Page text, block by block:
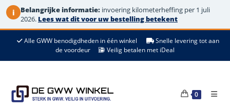
i Belangrijke informatie: invoering kilometerheffing per 1 juli
2026. Lees wat dit voor uw bestelling betekent
de
Alle GWW benodigdheden in één winkel
Snelle levering tot aan
de voordeur
Veilig betalen met iDeal
0